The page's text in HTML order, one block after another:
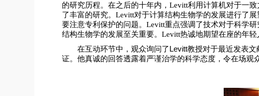
的研究历程。在之后的十年内，Levitt利用计算机对于一
了丰富的研究。Levitt对于计算结构生物学的发展进行了
要注意专利保护的问题。Levitt重点强调了技术对于科学
结构生物学的发展至关重要。Levitt热诚地期望在座的年
在互动环节中，观众询问了Levitt教授对于最近发表文
证。他真诚的回答透露着严谨治学的科学态度，令在场观